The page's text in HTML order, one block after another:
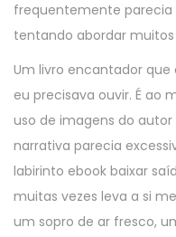
frequentemente parecia
tentando abordar
Um livro encantador
eu precisava ouvir. É ao
uso de imagens do
narrativa parecia
labirinto ebook baixar
muitas vezes leva a si
um sopro de ar fresco,